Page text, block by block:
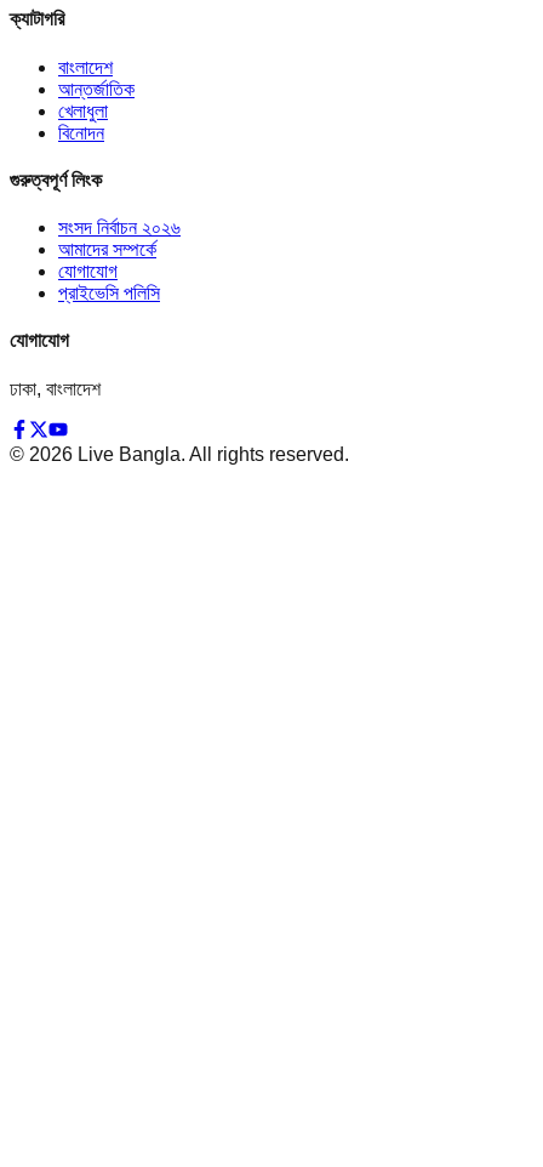
ক্যাটাগরি
বাংলাদেশ
আন্তর্জাতিক
খেলাধুলা
বিনোদন
গুরুত্বপূর্ণ লিংক
সংসদ নির্বাচন ২০২৬
আমাদের সম্পর্কে
যোগাযোগ
প্রাইভেসি পলিসি
যোগাযোগ
ঢাকা, বাংলাদেশ
© 2026 Live Bangla. All rights reserved.